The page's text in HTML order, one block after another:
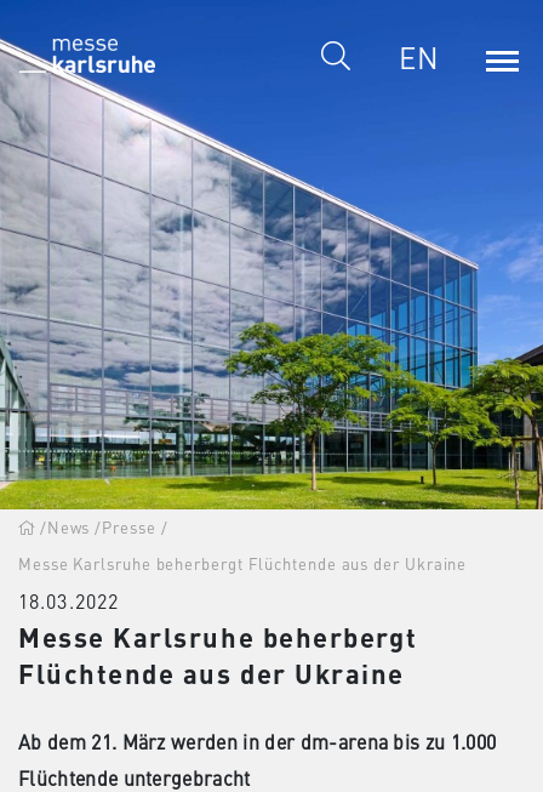
EN
/News/Presse /
Messe Karlsruhe beherbergt Flüchtende aus der Ukraine
18.03.2022
Messe Karlsruhe beherbergt
Flüchtende aus der Ukraine
Ab dem 21. März werden in der dm-arena bis zu 1.000
Flüchtende untergebracht